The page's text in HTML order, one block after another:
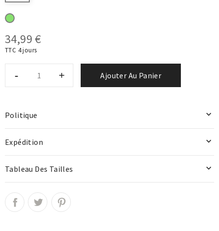
VERT
34,99 €
TTC 4 jours
Ajouter Au Panier

Politique

Expédition

Tableau Des Tailles